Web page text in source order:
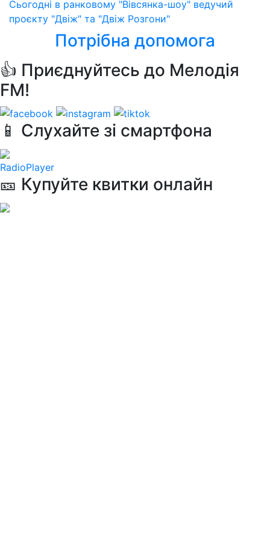
Сьогодні в ранковому "Вівсянка-шоу" ведучий
проєкту "Двіж" та "Двіж Розгони"
Потрібна допомога
👍 Приєднуйтесь до Мелодія
FM!
📱 Слухайте зі смартфона
RadioPlayer
🎫 Купуйте квитки онлайн